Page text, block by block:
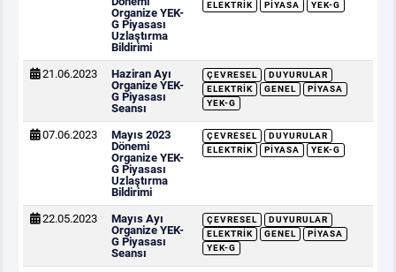
Organize YEK-
G Piyasası
Uzlaştırma
Bildirimi
ELEKTRIK
PIYASA YEK-G
21.06.2023
Haziran Ayı
Organize YEK-
G Piyasası
Seansı
ÇEVRESEL
DUYURULAR
ELEKTRIK
GENEL
PIYASA
YEK-G
07.06.2023
Mayıs 2023
Dönemi
Organize YEK-
G Piyasası
Uzlaştırma
Bildirimi
ÇEVRESEL
DUYURULAR
ELEKTRIK
PIYASA YEK-G
22.05.2023
Mayıs Ayı
Organize YEK-
G Piyasası
Seansı
ÇEVRESEL
DUYURULAR
ELEKTRIK
GENEL
PIYASA
YEK-G